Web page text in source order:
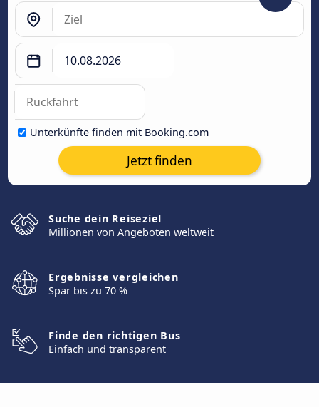
Unterkünfte finden mit Booking.com
Jetzt finden
Suche dein Reiseziel
Millionen von Angeboten weltweit
Ergebnisse vergleichen
Spar bis zu 70 %
Finde den richtigen Bus
Einfach und transparent